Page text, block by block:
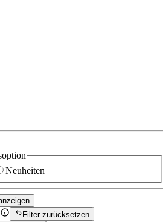
Neuheiten
Filter zurücksetzen